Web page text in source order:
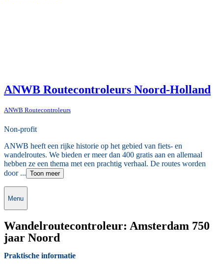
ANWB Routecontroleurs Noord-Holland
ANWB Routecontroleurs
Non-profit
ANWB heeft een rijke historie op het gebied van fiets- en
wandelroutes. We bieden er meer dan 400 gratis aan en allemaal
hebben ze een thema met een prachtig verhaal. De routes worden
door ... Toon meer
Menu
Wandelroutecontroleur: Amsterdam 750
jaar Noord
Praktische informatie